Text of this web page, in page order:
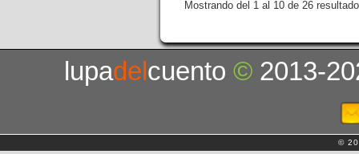
Mostrando del 1 al 10 de 26
lupadelcuento© 2013-
©